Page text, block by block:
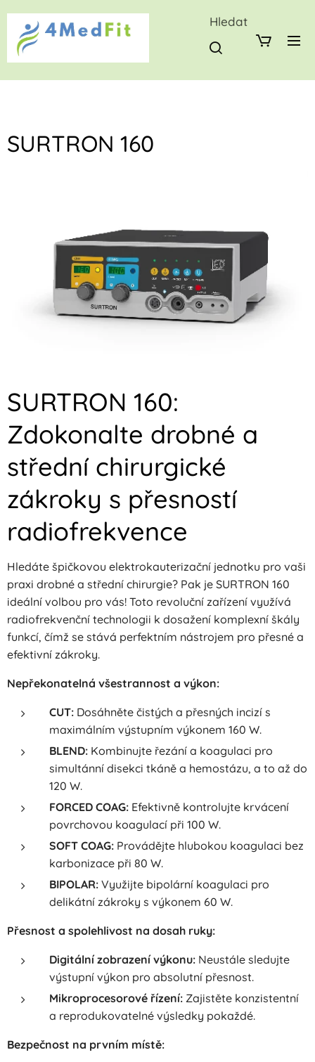
Hledat
SURTRON 160
SURTRON 160:
Zdokonalte drobné a
střední chirurgické
zákroky s přesností
radiofrekvence
Hledáte špičkovou elektrokauterizační jednotku pro vaši
praxi drobné a střední chirurgie? Pak je SURTRON 160
ideální volbou pro vás! Toto revoluční zařízení využívá
radiofrekvenční technologii k dosažení komplexní škály
funkcí, čímž se stává perfektním nástrojem pro přesné a
efektivní zákroky.
Nepřekonatelná všestrannost a výkon:
CUT: Dosáhněte čistých a přesných incizí s
maximálním výstupním výkonem 160 W.
BLEND: Kombinujte řezání a koagulaci pro
simultánní disekci tkáně a hemostázu, a to až do
120 W.
FORCED COAG: Efektivně kontrolujte krvácení
povrchovou koagulací při 100 W.
SOFT COAG: Provádějte hlubokou koagulaci bez
karbonizace při 80 W.
BIPOLAR: Využijte bipolární koagulaci pro
delikátní zákroky s výkonem 60 W.
Přesnost a spolehlivost na dosah ruky:
Digitální zobrazení výkonu: Neustále sledujte
výstupní výkon pro absolutní přesnost.
Mikroprocesorové řízení: Zajistěte konzistentní
a reprodukovatelné výsledky pokaždé.
Bezpečnost na prvním místě: